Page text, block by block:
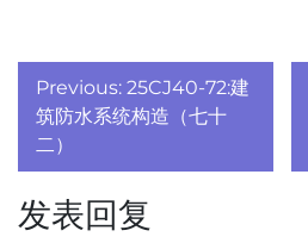
文
章
导
航
Previous: 25CJ40-72:建
筑防水系统构造（七十
二）
发表回复